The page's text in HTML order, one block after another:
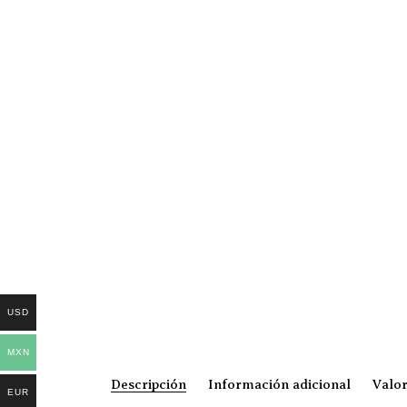
Descripción Información adicional
USD
MXN
EUR